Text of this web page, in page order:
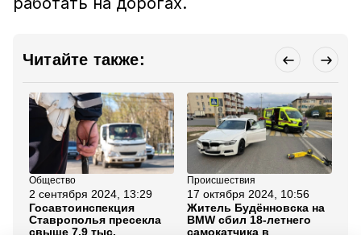
Читайте также:
Общество
2 сентября 2024, 13:29
Госавтоинспекция
Ставрополья пресекла
свыше 7,9 тыс.
Происшествия
17 октября 2024, 10:56
Житель Будённовска на
BMW сбил 18-летнего
самокатчика в